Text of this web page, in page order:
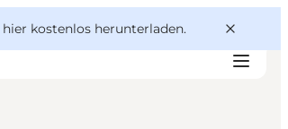
hier kostenlos herunterladen.